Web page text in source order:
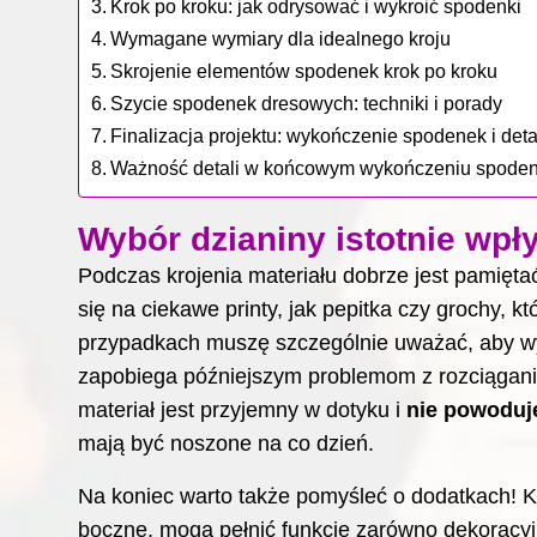
Krok po kroku: jak odrysować i wykroić spodenki
Wymagane wymiary dla idealnego kroju
Skrojenie elementów spodenek krok po kroku
Szycie spodenek dresowych: techniki i porady
Finalizacja projektu: wykończenie spodenek i
Ważność detali w końcowym wykończeniu
Wybór dzianiny istotnie
Podczas krojenia materiału dobrze jest
się na ciekawe printy, jak pepitka czy grochy,
przypadkach muszę szczególnie uważać, aby
zapobiega późniejszym problemom z
materiał jest przyjemny w dotyku i nie
mają być noszone na co dzień.
Na koniec warto także pomyśleć o dodatkach!
boczne, mogą pełnić funkcję zarówno